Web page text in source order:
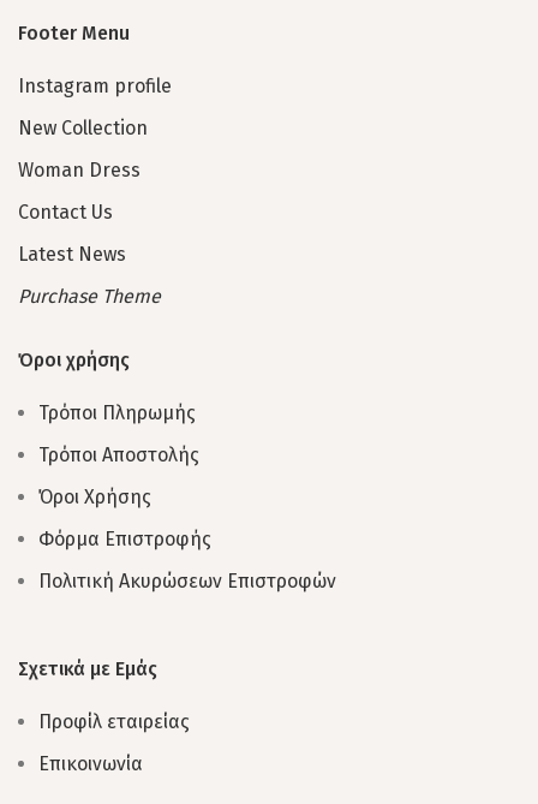
Footer Menu
Instagram profile
New Collection
Woman Dress
Contact Us
Latest News
Purchase Theme
Όροι χρήσης
Τρόποι Πληρωμής
Τρόποι Αποστολής
Όροι Χρήσης
Φόρμα Επιστροφής
Πολιτική Ακυρώσεων Επιστροφών
Σχετικά με Εμάς
Προφίλ εταιρείας
Επικοινωνία